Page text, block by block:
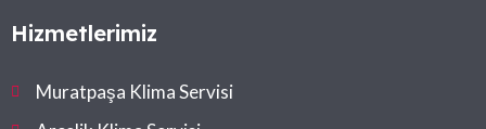
Hizmetlerimiz
Muratpaşa Klima Servisi